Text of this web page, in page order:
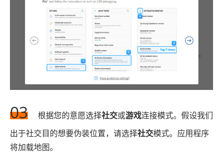
03 根据您的意愿选择社交或游戏连接模式。假设我们
出于社交目的想要伪装位置，请选择社交模式。应用程序
将加载地图。